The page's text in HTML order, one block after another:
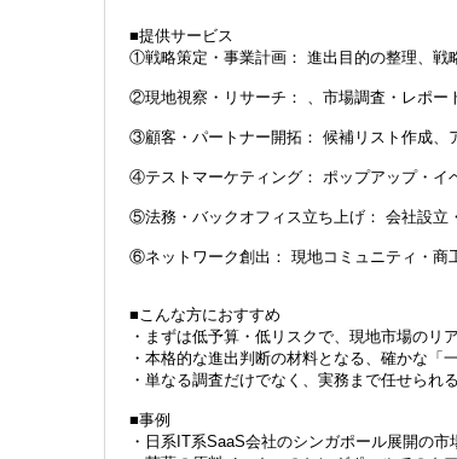
■提供サービス
①戦略策定・事業計画： 進出目的の整理、戦
②現地視察・リサーチ： 、市場調査・レポー
③顧客・パートナー開拓： 候補リスト作成、
④テストマーケティング： ポップアップ・イ
⑤法務・バックオフィス立ち上げ： 会社設立
⑥ネットワーク創出： 現地コミュニティ・商
■こんな方におすすめ
・まずは低予算・低リスクで、現地市場のリ
・本格的な進出判断の材料となる、確かな
・単なる調査だけでなく、実務まで任せられ
■事例
・日系IT系SaaS会社のシンガポール展開の